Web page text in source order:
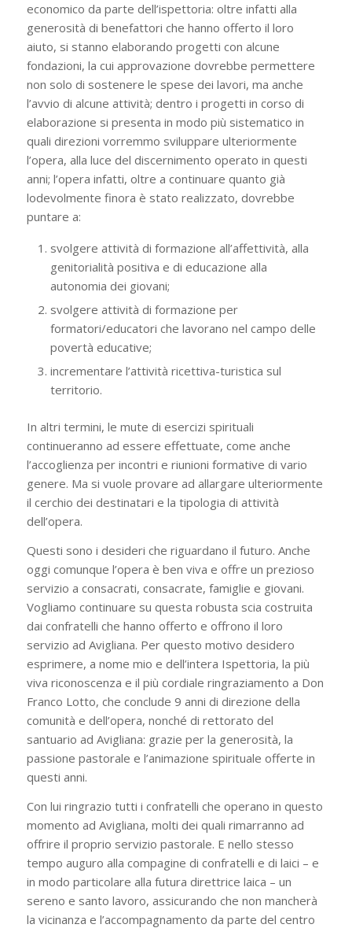
economico da parte dell’ispettoria: oltre infatti alla
generosità di benefattori che hanno offerto il loro
aiuto, si stanno elaborando progetti con alcune
fondazioni, la cui approvazione dovrebbe permettere
non solo di sostenere le spese dei lavori, ma anche
l’avvio di alcune attività; dentro i progetti in corso di
elaborazione si presenta in modo più sistematico in
quali direzioni vorremmo sviluppare ulteriormente
l’opera, alla luce del discernimento operato in questi
anni; l’opera infatti, oltre a continuare quanto già
lodevolmente finora è stato realizzato, dovrebbe
puntare a:
svolgere attività di formazione all’affettività, alla
genitorialità positiva e di educazione alla
autonomia dei giovani;
svolgere attività di formazione per
formatori/educatori che lavorano nel campo delle
povertà educative;
incrementare l’attività ricettiva-turistica sul
territorio.
In altri termini, le mute di esercizi spirituali
continueranno ad essere effettuate, come anche
l’accoglienza per incontri e riunioni formative di vario
genere. Ma si vuole provare ad allargare ulteriormente
il cerchio dei destinatari e la tipologia di attività
dell’opera.
Questi sono i desideri che riguardano il futuro. Anche
oggi comunque l’opera è ben viva e offre un prezioso
servizio a consacrati, consacrate, famiglie e giovani.
Vogliamo continuare su questa robusta scia costruita
dai confratelli che hanno offerto e offrono il loro
servizio ad Avigliana. Per questo motivo desidero
esprimere, a nome mio e dell’intera Ispettoria, la più
viva riconoscenza e il più cordiale ringraziamento a Don
Franco Lotto, che conclude 9 anni di direzione della
comunità e dell’opera, nonché di rettorato del
santuario ad Avigliana: grazie per la generosità, la
passione pastorale e l’animazione spirituale offerte in
questi anni.
Con lui ringrazio tutti i confratelli che operano in questo
momento ad Avigliana, molti dei quali rimarranno ad
offrire il proprio servizio pastorale. E nello stesso
tempo auguro alla compagine di confratelli e di laici – e
in modo particolare alla futura direttrice laica – un
sereno e santo lavoro, assicurando che non mancherà
la vicinanza e l’accompagnamento da parte del centro